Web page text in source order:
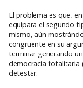
El problema es que,
equipara el segundo
mismo, aún
congruente en su
terminar generando
democracia totalitaria
detestar.